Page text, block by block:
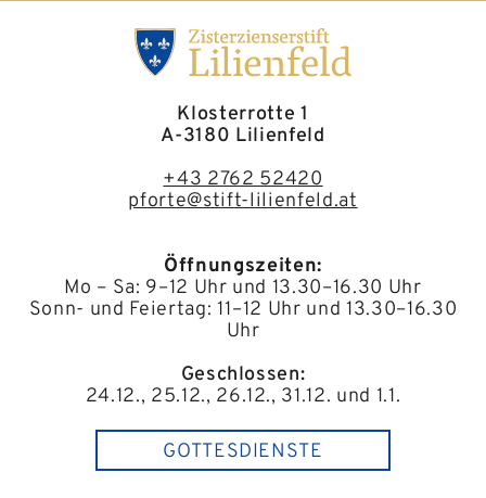
Klosterrotte 1
A-3180 Lilienfeld
+43 2762 52420
pforte@stift-lilienfeld.at
Öffnungszeiten:
Mo – Sa: 9–12 Uhr und 13.30–16.30 Uhr
Sonn- und Feiertag: 11–12 Uhr und 13.30–16.30
Uhr
Geschlossen:
24.12., 25.12., 26.12., 31.12. und 1.1.
GOTTESDIENSTE